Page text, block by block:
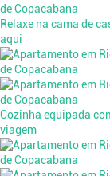
Relaxe na cama de
aqui
Cozinha equipada
viagem